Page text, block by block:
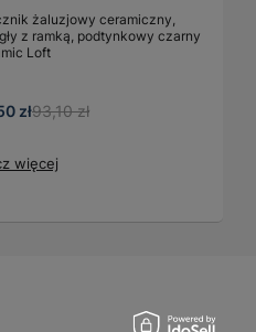
żaluzjowy ceramiczny,
z ramką, podtynkowy czarny
Loft
zł93,10 zł
więcej